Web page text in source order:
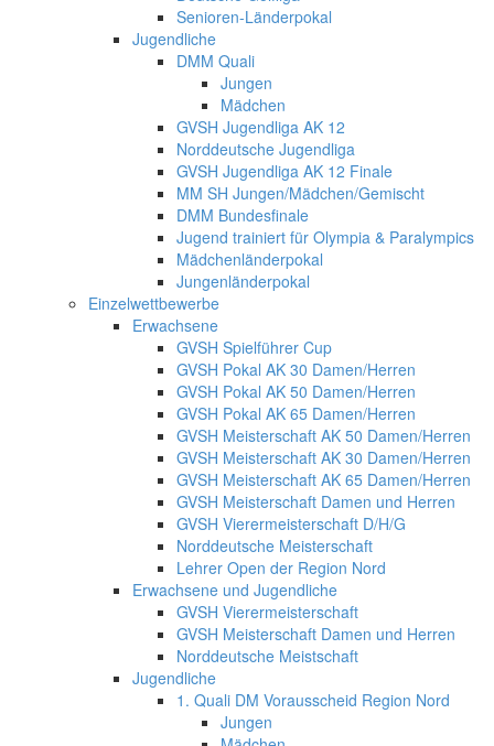
Senioren-Länderpokal
Jugendliche
DMM Quali
Jungen
Mädchen
GVSH Jugendliga AK 12
Norddeutsche Jugendliga
GVSH Jugendliga AK 12 Finale
MM SH Jungen/Mädchen/Gemischt
DMM Bundesfinale
Jugend trainiert für Olympia & Paralympics
Mädchenländerpokal
Jungenländerpokal
Einzelwettbewerbe
Erwachsene
GVSH Spielführer Cup
GVSH Pokal AK 30 Damen/Herren
GVSH Pokal AK 50 Damen/Herren
GVSH Pokal AK 65 Damen/Herren
GVSH Meisterschaft AK 50 Damen/Herren
GVSH Meisterschaft AK 30 Damen/Herren
GVSH Meisterschaft AK 65 Damen/Herren
GVSH Meisterschaft Damen und Herren
GVSH Vierermeisterschaft D/H/G
Norddeutsche Meisterschaft
Lehrer Open der Region Nord
Erwachsene und Jugendliche
GVSH Vierermeisterschaft
GVSH Meisterschaft Damen und Herren
Norddeutsche Meistschaft
Jugendliche
1. Quali DM Vorausscheid Region Nord
Jungen